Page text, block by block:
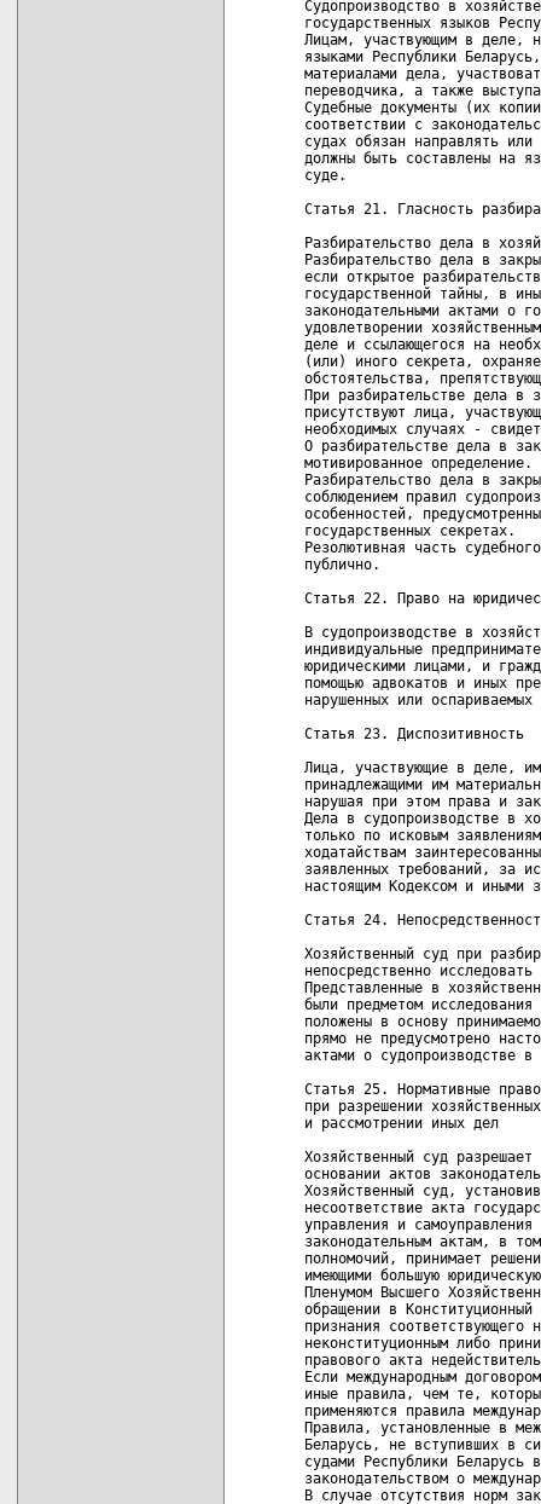
Судопроизводство в
государственных языков
Лицам, участвующим в деле,
языками Республики
материалами дела,
переводчика, а также
Судебные документы (их
соответствии с
судах обязан направлять
должны быть составлены на
суде.
Статья 21. Гласность
Разбирательство дела в
Разбирательство дела в
если открытое
государственной тайны, в
законодательными актами о
удовлетворении
деле и ссылающегося на
(или) иного секрета,
обстоятельства,
При разбирательстве дела в
присутствуют лица,
необходимых случаях -
О разбирательстве дела в
мотивированное определение.
Разбирательство дела в
соблюдением правил
особенностей,
государственных секретах.
Резолютивная часть
публично.
Статья 22. Право на
В судопроизводстве в
индивидуальные
юридическими лицами, и
помощью адвокатов и иных
нарушенных или
Статья 23. Диспозитивность
Лица, участвующие в деле,
принадлежащими им
нарушая при этом права и
Дела в судопроизводстве в
только по исковым
ходатайствам
заявленных требований, за
настоящим Кодексом и иными
Статья 24.
Хозяйственный суд при
непосредственно
Представленные в
были предметом
положены в основу
прямо не предусмотрено
актами о судопроизводстве в
Статья 25. Нормативные
при разрешении
и рассмотрении иных дел
Хозяйственный суд
основании актов
Хозяйственный суд,
несоответствие акта
управления и
законодательным актам, в
полномочий, принимает
имеющими большую
Пленумом Высшего
обращении в
признания соответствующего
неконституционным либо
правового акта
Если международным
иные правила, чем те,
применяются правила
Правила, установленные в
Беларусь, не вступивших в
судами Республики Беларусь
законодательством о
В случае отсутствия норм